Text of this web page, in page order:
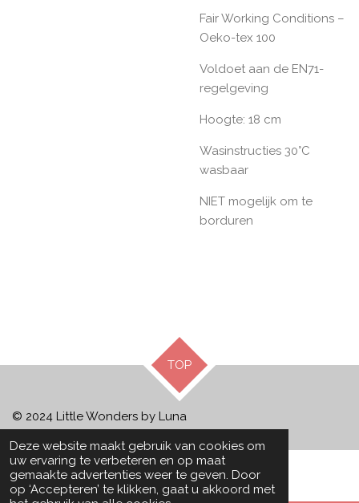
Deze website maakt gebruik van cookies om
uw ervaring te verbeteren en op maat
gemaakte advertenties weer te geven. Door
op ‘Accepteren’ te klikken, gaat u akkoord met
Fair Working Conditions –
Oeko-tex 100
Voldoet aan de EN71-
regelgeving
Hoogte: 18 cm
Wasinstructies 30°C
wasbaar
NIET mogelijk om te
borduren
TOP
© 2024 Little Wonders by Luna